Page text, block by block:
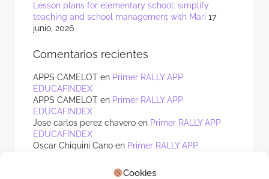
Cookies
Lesson plans for elementary school: simplify
teaching and school management with Mari 17
junio, 2026
Comentarios recientes
APPS CAMELOT en Primer RALLY APP
EDUCAFINDEX
APPS CAMELOT en Primer RALLY APP
EDUCAFINDEX
Jose carlos perez chavero en Primer RALLY APP
EDUCAFINDEX
Oscar Chiquini Cano en Primer RALLY APP
Primer RALLY APP